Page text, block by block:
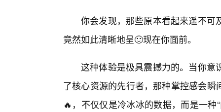
你会发现，那些原本看起来遥不可
竟然如此清晰地呈🙂现在你面前。
这种体验是极具震撼力的。当你意
了核心资源的先行者，那种掌控感会
🔥，不仅仅是冷冰冰的数据，而是一